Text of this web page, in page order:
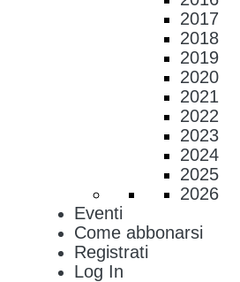
2017
2018
2019
2020
2021
2022
2023
2024
2025
2026
Eventi
Come abbonarsi
Registrati
Log In